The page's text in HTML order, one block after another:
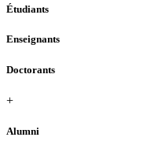
Étudiants
Enseignants
Doctorants
+
Alumni